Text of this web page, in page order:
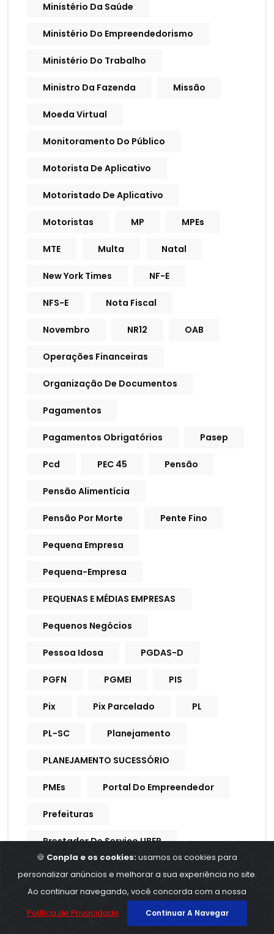
Ministério Da Saúde
Ministério Do Empreendedorismo
Ministério Do Trabalho
Ministro Da Fazenda Missão
Moeda Virtual
Monitoramento Do Público
Motorista De Aplicativo
Motoristado De Aplicativo
Motoristas MP MPEs
MTE Multa Natal
New York Times NF-E
NFS-E Nota Fiscal
Novembro NR12 OAB
Operações Financeiras
Organização De Documentos
Pagamentos
Pagamentos Obrigatórios Pasep
Pcd PEC 45 Pensão
Pensão Alimentícia
Pensão Por Morte Pente Fino
Pequena Empresa
Pequena-Empresa
PEQUENAS E MÉDIAS EMPRESAS
Pequenos Negócios
Pessoa Idosa PGDAS-D
PGFN PGMEI PIS
Pix Pix Parcelado PL
PL-SC Planejamento
PLANEJAMENTO SUCESSÓRIO
PMEs Portal Do Empreendedor
Prefeituras
Prestador De Serviço UBER
Previdência Previdência Privada
Previdência Social Previdencia
🍪 Conpla e os cookies:usamos os cookies para
personalizar anúncios e melhorar a sua experiência no site.
Ao continuar navegando, você concorda com a nossa
Política de Privacidade
Continuar A Navegar